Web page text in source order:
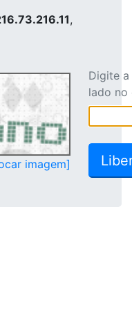
,
imagem]
Digite
lado no